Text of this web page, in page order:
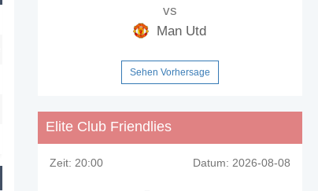
vs
Man Utd
Sehen Vorhersage
Elite Club Friendlies
Zeit: 20:00 Datum: 2026-08-08